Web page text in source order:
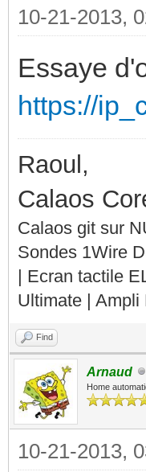
10-21-2013,
Essaye
https://
Raoul,
Calaos
Calaos git sur
Sondes 1Wire
| Ecran tactile
Ultimate |
Find
Arnaud
Home
10-21-2013,